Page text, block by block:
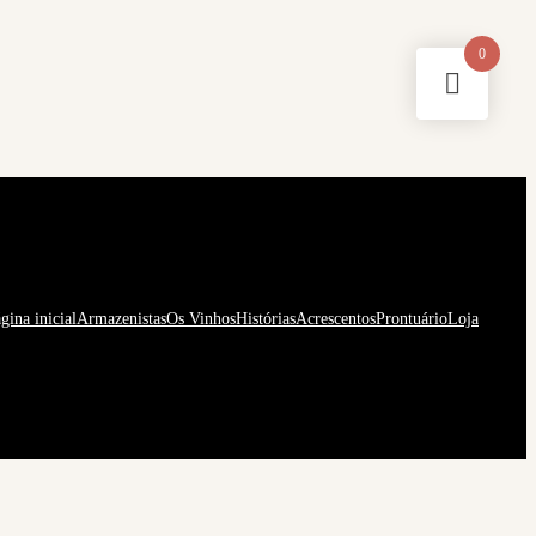
inicialArmazenistasOs VinhosHistóriasAcrescentosProntuárioLoja
0